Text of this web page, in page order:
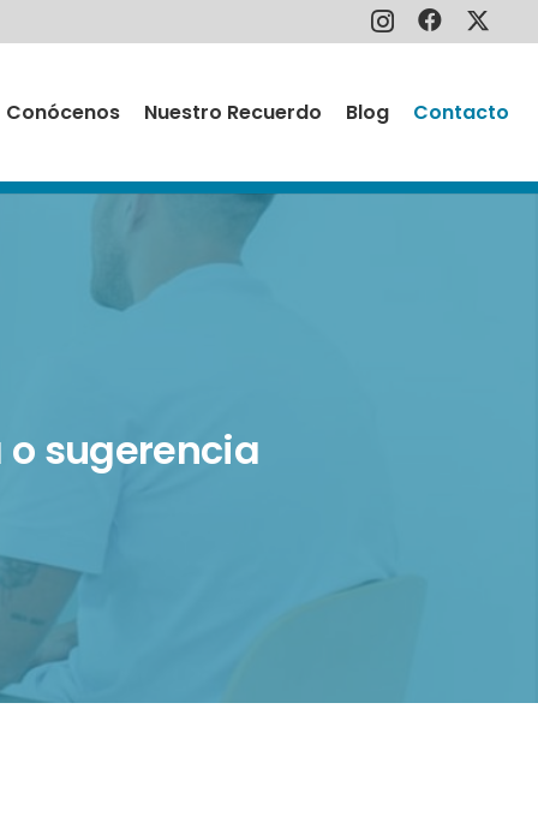
Conócenos Nuestro Recuerdo Blog Contacto
sugerencia